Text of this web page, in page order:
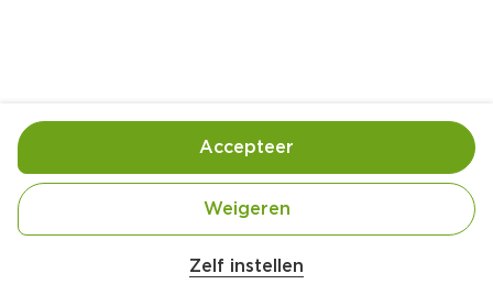
Over onze prijs- en productinformatie
Zelf instellen
Weigeren
Accepteer